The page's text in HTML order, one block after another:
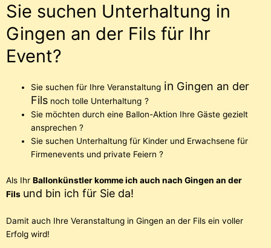
Sie suchen Unterhaltung in
Gingen an der Fils für Ihr
Event?
Sie suchen für Ihre Veranstaltung in Gingen an der
Fils noch tolle Unterhaltung ?
Sie möchten durch eine Ballon-Aktion Ihre Gäste gezielt
ansprechen ?
Sie suchen Unterhaltung für Kinder und Erwachsene für
Firmenevents und private Feiern ?
Als Ihr Ballonkünstler komme ich auch nach Gingen an der
Fils und bin ich für Sie da!
Damit auch Ihre Veranstaltung in Gingen an der Fils ein voller
Erfolg wird!